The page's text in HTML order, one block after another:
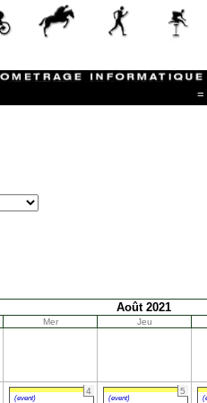
=
Août 2021
Mer Jeu
4
(event)
5
(event)